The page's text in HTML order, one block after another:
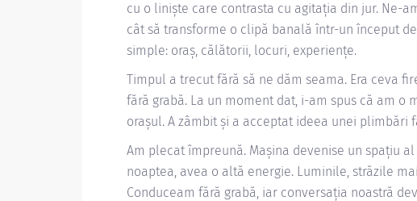
cu o liniște care contrasta cu agitația din jur. Ne-
cât să transforme o clipă banală într-un început
simple: oraș, călătorii, locuri, experiențe.
Timpul a trecut fără să ne dăm seama. Era ceva
fără grabă. La un moment dat, i-am spus că am
orașul. A zâmbit și a acceptat ideea unei plimbări
Am plecat împreună. Mașina devenise un spațiu
noaptea, avea o altă energie. Luminile, străzile
Conduceam fără grabă, iar conversația noastră